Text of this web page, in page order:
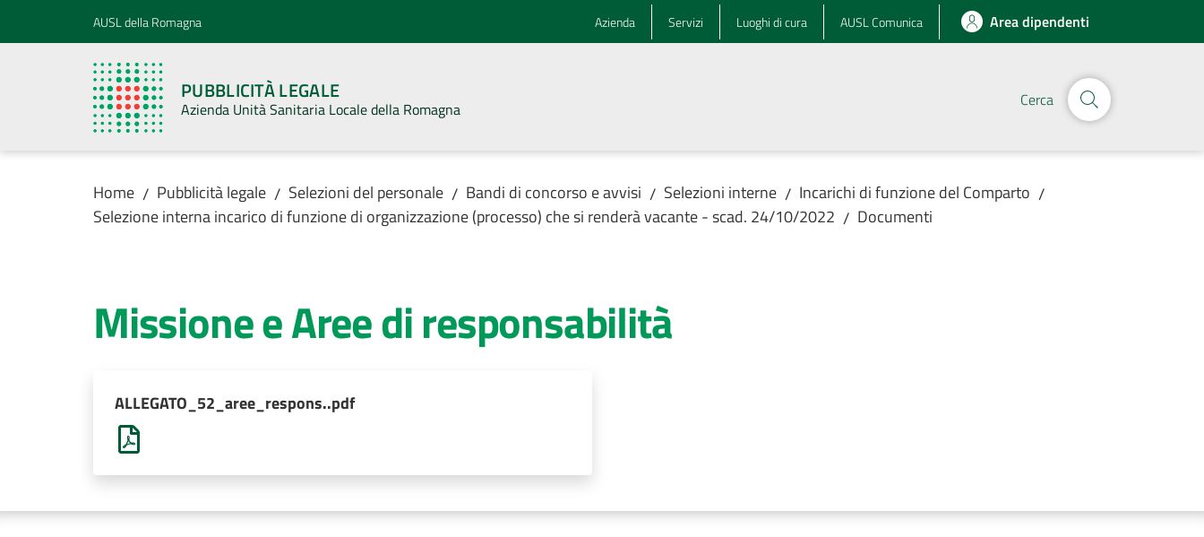
Vai al contenuto
Vai alla navigazioneAUSL della Romagna Azienda Servizi Luoghi di cura AUSL Comunica Area dipendenti
PUBBLICITÀ LEGALE
Azienda Unità Sanitaria Locale della Romagna Cerca
Home / Pubblicità legale / Selezioni del personale / Bandi di concorso e avvisi / Selezioni interne / Incarichi di funzione del Comparto /
Selezione interna incarico di funzione di organizzazione (processo) che si renderà vacante - scad. 24/10/2022 / Documenti
Missione e Aree di responsabilità
ALLEGATO_52_aree_respons..pdf